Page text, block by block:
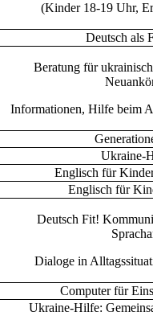
(Kinder 18-19 Uhr,
Deutsch als
Beratung für
Informationen, Hilfe beim
Ukraine-
Englisch für
Englisch für
Deutsch Fit!
Dialoge in
Computer für
Ukraine-Hilfe: